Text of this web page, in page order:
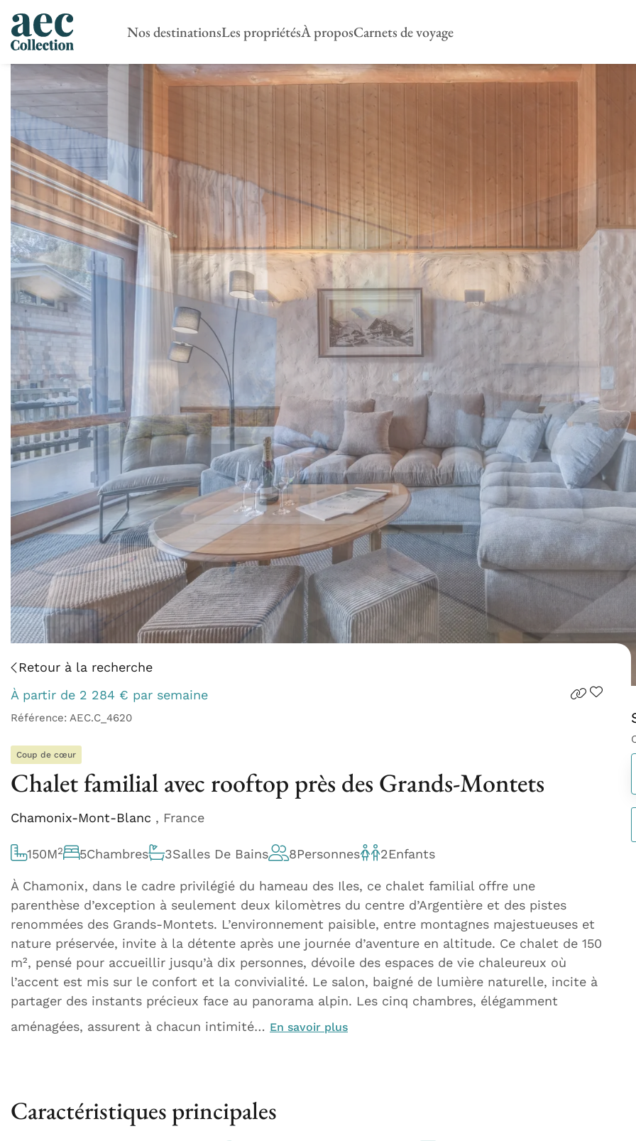
Nos destinationsLes propriétésÀ proposCarnets de voyage
Retour à la recherche
À partir de 2 284 € par semaine
Référence: AEC.C_4620
Coup de cœur
Chalet familial avec rooftop près des Grands-Montets
Chamonix-Mont-Blanc , France
150M2 5Chambres 3Salles De Bains 8Personnes 2Enfants
À Chamonix, dans le cadre privilégié du hameau des Iles, ce chalet familial offre une
parenthèse d’exception à seulement deux kilomètres du centre d’Argentière et des pistes
renommées des Grands-Montets. L’environnement paisible, entre montagnes majestueuses et
nature préservée, invite à la détente après une journée d’aventure en altitude. Ce chalet de 150
m², pensé pour accueillir jusqu’à dix personnes, dévoile des espaces de vie chaleureux où
l’accent est mis sur le confort et la convivialité. Le salon, baigné de lumière naturelle, incite à
partager des instants précieux face au panorama alpin. Les cinq chambres, élégamment
aménagées, assurent à chacun intimité… En savoir plus
Caractéristiques principales